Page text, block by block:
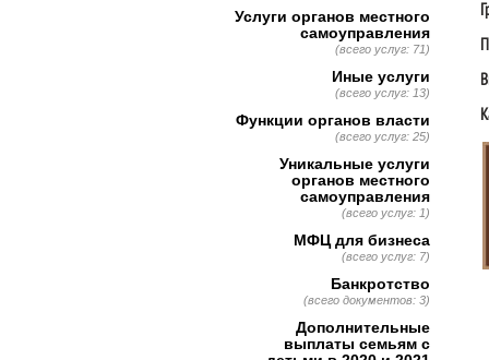
Услуги органов местного
самоуправления
(всего услуг: 71)
Иные услуги
(всего услуг: 13)
Функции органов власти
(всего услуг: 25)
Уникальные услуги
органов местного
самоуправления
(всего услуг: 1)
МФЦ для бизнеса
(всего услуг: 7)
Банкротство
(всего документов: 3)
Дополнительные
выплаты семьям с